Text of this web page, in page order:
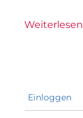
Weiterlesen
Einloggen